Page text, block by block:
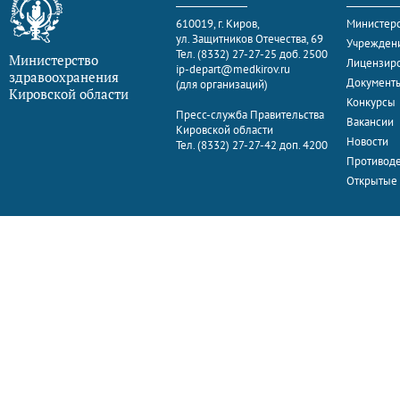
Министерство
здравоохранения
Кировской области
610019, г. Киров,
ул. Защитников Отечества, 69
Тел. (8332) 27-27-25 доб. 2500
ip-depart@medkirov.ru
(для организаций)
Пресс-служба Правительства
Кировской области
Тел. (8332) 27-27-42 доп. 4200
Конкурсы
Вакансии
Новости